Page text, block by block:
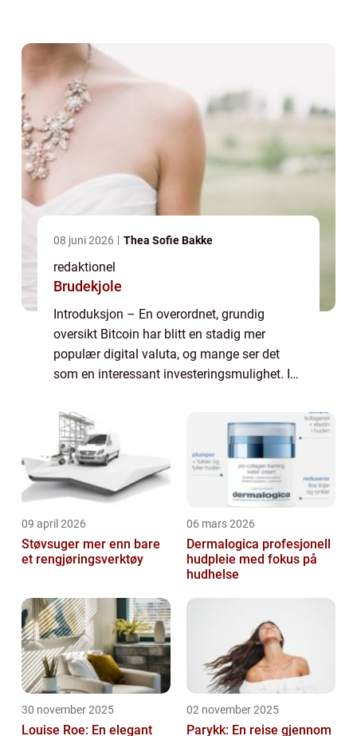
08 juni 2026 Thea Sofie Bakke
redaktionel
Brudekjole
Introduksjon – En overordnet, grundig
oversikt Bitcoin har blitt en stadig mer
populær digital valuta, og mange ser det
som en interessant investeringsmulighet. I
måter å kjøpe Bitcoin på og gi deg en...
09 april 2026
Støvsuger mer enn bare
et rengjøringsverktøy
06 mars 2026
Dermalogica profesjonell
hudpleie med fokus på
hudhelse
30 november 2025
Louise Roe: En elegant
02 november 2025
Parykk: En reise gjennom